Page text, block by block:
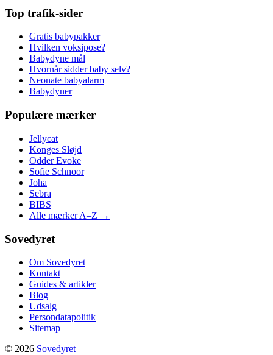
Top trafik-sider
Gratis babypakker
Hvilken voksipose?
Babydyne mål
Hvornår sidder baby selv?
Neonate babyalarm
Babydyner
Populære mærker
Jellycat
Konges Sløjd
Odder Evoke
Sofie Schnoor
Joha
Sebra
BIBS
Alle mærker A–Z →
Sovedyret
Om Sovedyret
Kontakt
Guides & artikler
Blog
Udsalg
Persondatapolitik
Sitemap
© 2026 Sovedyret